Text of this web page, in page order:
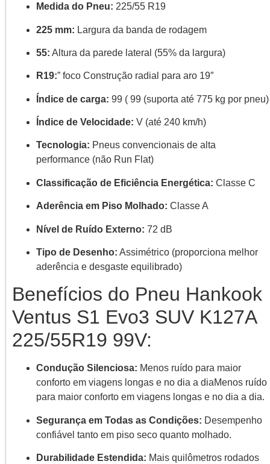
Medida do Pneu: 225/55 R19
225 mm: Largura da banda de rodagem
55: Altura da parede lateral (55% da largura)
R19:” foco Construção radial para aro 19″
Índice de carga: 99 ( 99 (suporta até 775 kg por pneu)
Índice de Velocidade: V (até 240 km/h)
Tecnologia: Pneus convencionais de alta
performance (não Run Flat)
Classificação de Eficiência Energética: Classe C
Aderência em Piso Molhado: Classe A
Nível de Ruído Externo: 72 dB
Tipo de Desenho: Assimétrico (proporciona melhor
aderência e desgaste equilibrado)
Benefícios do Pneu Hankook
Ventus S1 Evo3 SUV K127A
225/55R19 99V:
Condução Silenciosa: Menos ruído para maior
conforto em viagens longas e no dia a diaMenos ruído
para maior conforto em viagens longas e no dia a dia.
Segurança em Todas as Condições: Desempenho
confiável tanto em piso seco quanto molhado.
Durabilidade Estendida: Mais quilômetros rodados